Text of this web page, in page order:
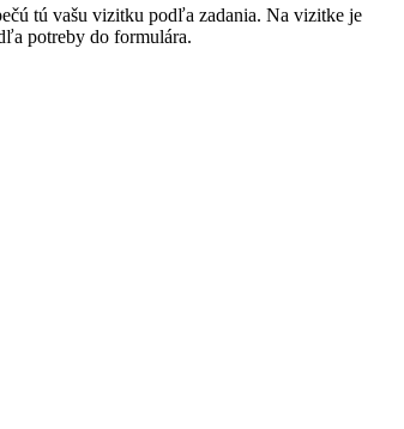
tú vašu vizitku podľa zadania. Na vizitke je
potreby do formulára.